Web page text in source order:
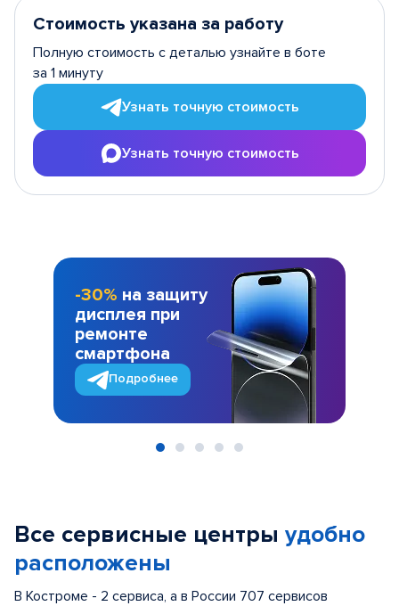
Стоимость указана за работу
Полную стоимость с деталью узнайте в боте
за 1 минуту
Узнать точную стоимость
Узнать точную стоимость
-30% на защиту
дисплея при
ремонте
смартфона
Подробнее
Все сервисные центры удобно
расположены
В Костроме - 2 сервиса, а в России 707 сервисов